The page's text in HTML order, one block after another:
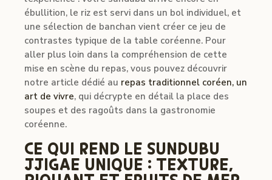
ébullition, le riz est servi dans un bol individuel, et
une sélection de banchan vient créer ce jeu de
contrastes typique de la table coréenne. Pour
aller plus loin dans la compréhension de cette
mise en scène du repas, vous pouvez découvrir
notre article dédié au repas traditionnel coréen, un
art de vivre, qui décrypte en détail la place des
soupes et des ragoûts dans la gastronomie
coréenne.
CE QUI REND LE SUNDUBU
JJIGAE UNIQUE : TEXTURE,